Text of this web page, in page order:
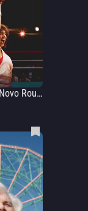
Christy: Um Novo Round